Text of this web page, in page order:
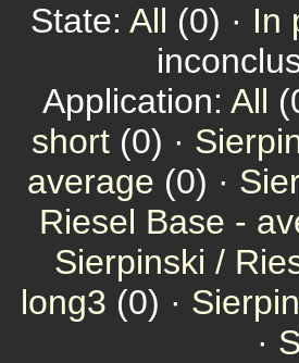
State: All (0) · In
Application: All
short (0) ·
average (0) ·
Riesel Base -
Sierpinski /
long3 (0) ·
·